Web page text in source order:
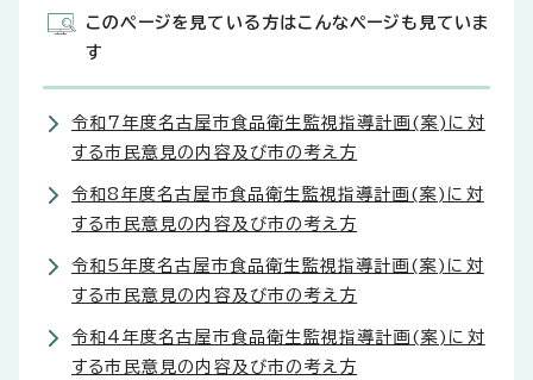
このページを見ている方はこんなページも見ていま
す
令和7年度名古屋市食品衛生監視指導計画(案)に対
する市民意見の内容及び市の考え方
令和8年度名古屋市食品衛生監視指導計画(案)に対
する市民意見の内容及び市の考え方
令和5年度名古屋市食品衛生監視指導計画(案)に対
する市民意見の内容及び市の考え方
令和4年度名古屋市食品衛生監視指導計画(案)に対
する市民意見の内容及び市の考え方